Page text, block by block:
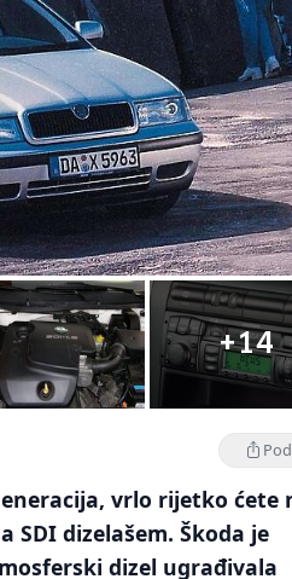
+14
vrlo rijetko ćete
dizelašem. Škoda je
dizel ugrađivala